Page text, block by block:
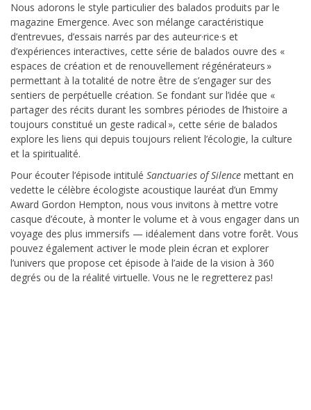
Nous adorons le style particulier des balados produits par le
magazine Emergence. Avec son mélange caractéristique
d’entrevues, d’essais narrés par des auteur·rice·s et
d’expériences interactives, cette série de balados ouvre des «
espaces de création et de renouvellement régénérateurs »
permettant à la totalité de notre être de s’engager sur des
sentiers de perpétuelle création. Se fondant sur l’idée que «
partager des récits durant les sombres périodes de l’histoire a
toujours constitué un geste radical », cette série de balados
explore les liens qui depuis toujours relient l’écologie, la culture
et la spiritualité.
Pour écouter l’épisode intitulé Sanctuaries of Silence mettant en
vedette le célèbre écologiste acoustique lauréat d’un Emmy
Award Gordon Hempton, nous vous invitons à mettre votre
casque d’écoute, à monter le volume et à vous engager dans un
voyage des plus immersifs — idéalement dans votre forêt. Vous
pouvez également activer le mode plein écran et explorer
l’univers que propose cet épisode à l’aide de la vision à 360
degrés ou de la réalité virtuelle. Vous ne le regretterez pas!